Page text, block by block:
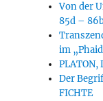
Von der
85d –
im
PLATON,
Der
FICHTE